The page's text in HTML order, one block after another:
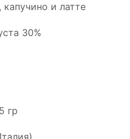
и латте
30%
гр